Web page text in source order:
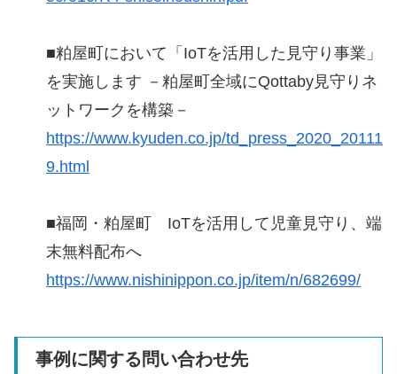
■粕屋町において「IoTを活用した見守り事業」
を実施します －粕屋町全域にQottaby見守りネ
ットワークを構築－
https://www.kyuden.co.jp/td_press_2020_20111
9.html
■福岡・粕屋町 IoTを活用して児童見守り、端
末無料配布へ
https://www.nishinippon.co.jp/item/n/682699/
事例に関する問い合わせ先